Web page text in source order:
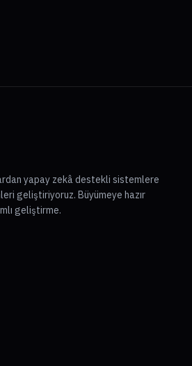
yapay zekâ destekli sistemlere
geliştiriyoruz. Büyümeye hazır
geliştirme.